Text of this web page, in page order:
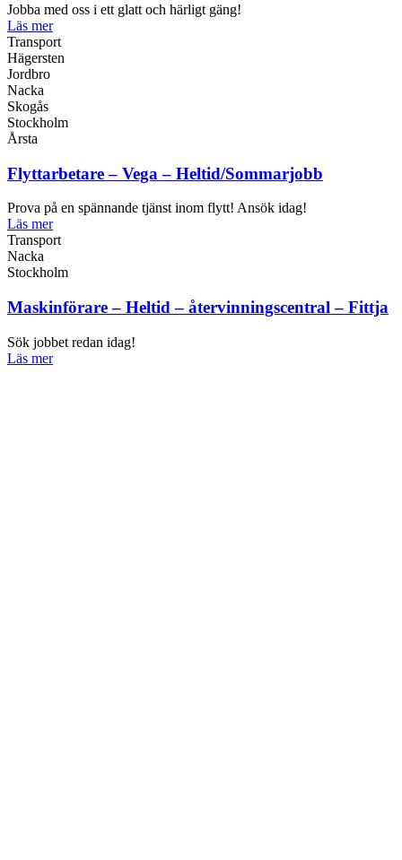
Jobba med oss i ett glatt och härligt gäng!
Läs mer
Transport
Hägersten
Jordbro
Nacka
Skogås
Stockholm
Årsta
Flyttarbetare – Vega – Heltid/Sommarjobb
Prova på en spännande tjänst inom flytt! Ansök idag!
Läs mer
Transport
Nacka
Stockholm
Maskinförare – Heltid – återvinningscentral – Fittja
Sök jobbet redan idag!
Läs mer